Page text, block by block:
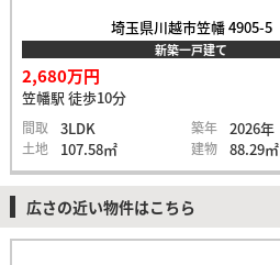
埼玉県川越市笠幡 4905-5
新築一戸建て
2,680万円
笠幡駅 徒歩10分
間取 3LDK 築年 2026年
土地 107.58㎡ 建物 88.29㎡
広さの近い物件はこちら